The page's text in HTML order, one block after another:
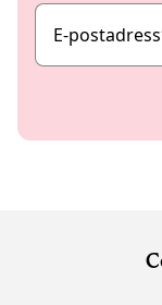
E-postadress